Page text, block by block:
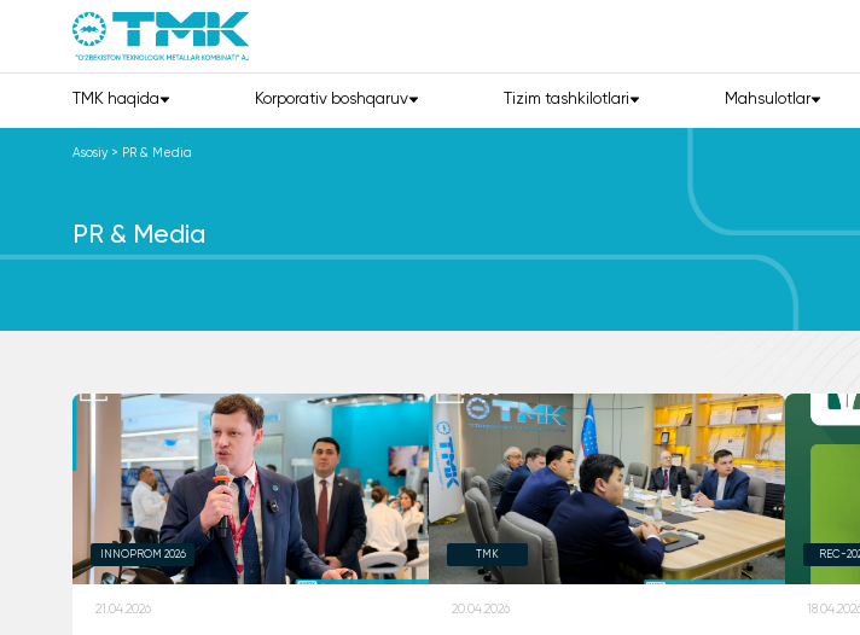
TMK haqida Korporativ boshqaruv Tizim tashkilotlari Mahsulotlar
Asosiy > PR & Media
PR & Media
INNOPROM 2026
21.04.2026
TMK
20.04.2026
REC-